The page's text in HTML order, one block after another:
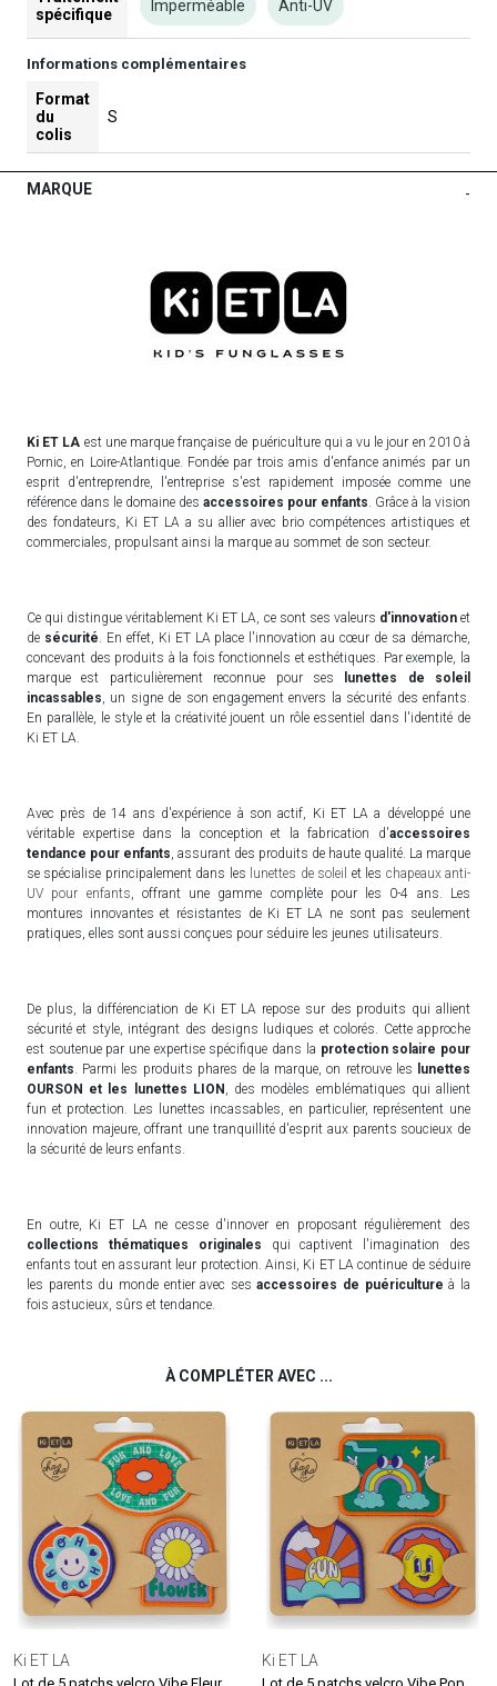
spécifique
Imperméable Anti-UV
Informations complémentaires
Format
du
colis
S
MARQUE -
Ki ET LA est une marque française de puériculture qui a vu le jour en 2010 à
Pornic, en Loire-Atlantique. Fondée par trois amis d'enfance animés par un
esprit d'entreprendre, l'entreprise s'est rapidement imposée comme une
référence dans le domaine des accessoires pour enfants. Grâce à la vision
des fondateurs, Ki ET LA a su allier avec brio compétences artistiques et
commerciales, propulsant ainsi la marque au sommet de son secteur.
Ce qui distingue véritablement Ki ET LA, ce sont ses valeurs d'innovationet
de sécurité. En effet, Ki ET LA place l'innovation au cœur de sa démarche,
concevant des produits à la fois fonctionnels et esthétiques. Par exemple, la
marque est particulièrement reconnue pour ses
lunettes de soleil
incassables, un signe de son engagement envers la sécurité des enfants.
En parallèle, le style et la créativité jouent un rôle essentiel dans l'identité de
Ki ET LA.
Avec près de 14 ans d'expérience à son actif, Ki ET LA a développé une
véritable expertise dans la conception et la fabrication d'accessoires
tendance pour enfants, assurant des produits de haute qualité. La marque
se spécialise principalement dans les lunettes de soleil et les chapeaux anti-
UV pour enfants, offrant une gamme complète pour les 0-4 ans. Les
montures innovantes et résistantes de Ki ET LA ne sont pas seulement
pratiques, elles sont aussi conçues pour séduire les jeunes utilisateurs.
De plus, la différenciation de Ki ET LA repose sur des produits qui allient
sécurité et style, intégrant des designs ludiques et colorés. Cette approche
est soutenue par une expertise spécifique dans la protection solaire pour
enfants. Parmi les produits phares de la marque, on retrouve les
lunettes
OURSON et les lunettes LION , des modèles emblématiques qui allient
fun et protection. Les lunettes incassables, en particulier, représentent une
innovation majeure, offrant une tranquillité d'esprit aux parents soucieux de
la sécurité de leurs enfants.
En outre, Ki ET LA ne cesse d'innover en proposant régulièrement des
collections thématiques originales qui captivent l'imagination des
enfants tout en assurant leur protection. Ainsi, Ki ET LA continue de séduire
les parents du monde entier avec sesaccessoires de puériculture à la
fois astucieux, sûrs et tendance.
À COMPLÉTER AVEC ...
Ki ET LA Ki ET LA